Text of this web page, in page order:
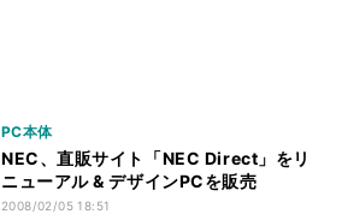
PC本体
NEC、直販サイト「NEC Direct」をリ
ニューアル & デザインPCを販売
2008/02/05 18:51